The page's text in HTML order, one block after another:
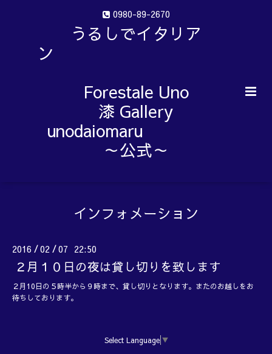
0980-89-2670
うるしでイタリア
ン
Forestale Uno
漆 Gallery
unodaiomaru
～公式～
インフォメーション
2016 /02 /07 22:50
２月１０日の夜は貸し切りを致します
２月10日の５時半から９時まで、貸し切りとなります。またのお越しをお
待ちしております。
Select Language ▼